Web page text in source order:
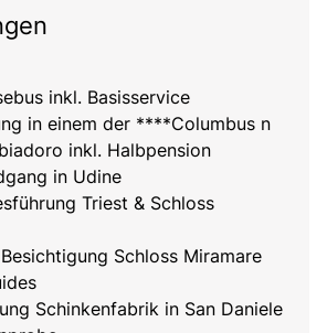
inkl. Basisservice
in einem der ****Columbus n
inkl. Halbpension
in Udine
Triest & Schloss
Schloss Miramare
Schinkenfabrik in San Daniele